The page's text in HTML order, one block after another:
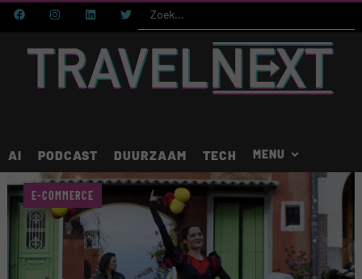
AI PODCAST DUURZAAM TECH
E-COMMERCE